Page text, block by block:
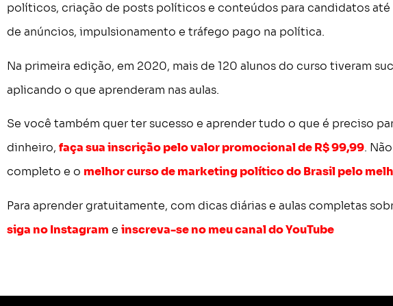
políticos, criação de posts políticos e conteúdos para candidatos até
de anúncios, impulsionamento e tráfego pago na política.
Na primeira edição, em 2020, mais de 120 alunos do curso tiveram
aplicando o que aprenderam nas aulas.
Se você também quer ter sucesso e aprender tudo o que é preciso
dinheiro, faça sua inscrição pelo valor promocional deR$ 99,99.
completo e o melhor curso de marketing político do Brasil pelo
Para aprender gratuitamente, com dicas diárias e aulas completas
siga no Instagram e inscreva-se no meu canal do YouTube